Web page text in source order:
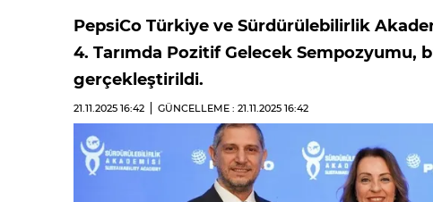
PepsiCo Türkiye ve Sürdürülebilirlik
4. Tarımda Pozitif Gelecek Sempozyumu,
gerçekleştirildi.
21.11.2025 16:42 GÜNCELLEME : 21.11.2025 16:42